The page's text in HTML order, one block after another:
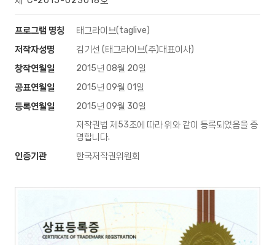
프로그램 명칭
태그라이브(taglive)
저작자성명
김기선 (태그라이브(주)대표이사)
창작연월일
2015년 08월 20일
공표연월일
2015년 09월 01일
등록연월일
2015년 09월 30일
저작권법 제53조에 따라 위와 같이 등록되었음을 증
명합니다.
인증기관
한국저작권위원회